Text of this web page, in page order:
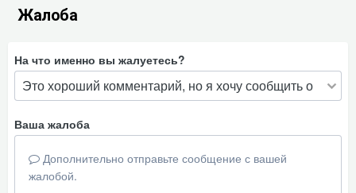
Жалоба
На что именно вы жалуетесь?
Ваша жалоба
Дополнительно отправьте сообщение с вашей
жалобой.